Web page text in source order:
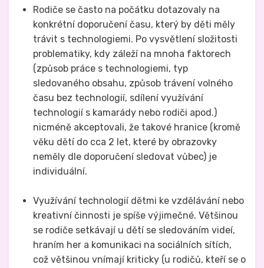
Rodiče se často na počátku dotazovaly na
konkrétní doporučení času, který by děti měly
trávit s technologiemi. Po vysvětlení složitosti
problematiky, kdy záleží na mnoha faktorech
(způsob práce s technologiemi, typ
sledovaného obsahu, způsob trávení volného
času bez technologií, sdílení využívání
technologií s kamarády nebo rodiči apod.)
nicméně akceptovali, že takové hranice (kromě
věku dětí do cca 2 let, které by obrazovky
neměly dle doporučení sledovat vůbec) je
individuální.
Využívání technologií dětmi ke vzdělávání nebo
kreativní činnosti je spíše výjimečné. Většinou
se rodiče setkávají u dětí se sledováním videí,
hraním her a komunikaci na sociálních sítích,
což většinou vnímají kriticky (u rodičů, kteří se o